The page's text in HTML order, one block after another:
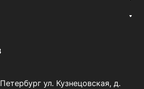
ул. Кузнецовская, д.